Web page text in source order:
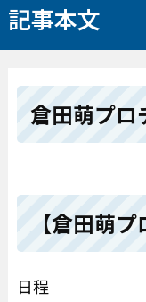
記事本文
倉田萌プロ
【倉田萌
日程